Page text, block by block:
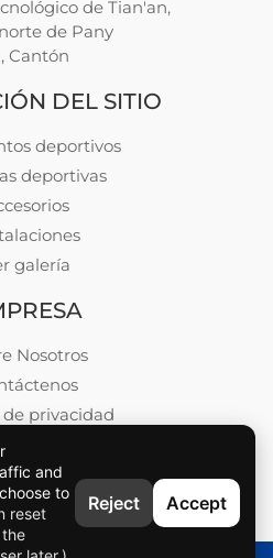
de Tian'an,
de Pany
Cantón
DEL SITIO
deportivos
deportivas
galería
Nosotros
privacidad
and
to
reset
Reject Accept